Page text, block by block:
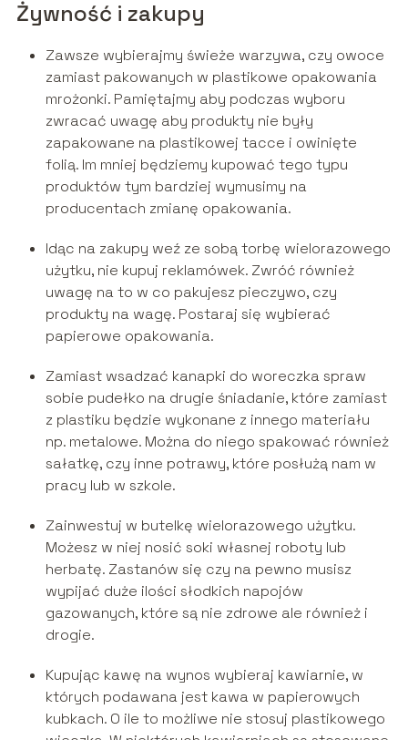
Żywność i zakupy
Zawsze wybierajmy świeże warzywa, czy owoce
zamiast pakowanych w plastikowe opakowania
mrożonki. Pamiętajmy aby podczas wyboru
zwracać uwagę aby produkty nie były
zapakowane na plastikowej tacce i owinięte
folią. Im mniej będziemy kupować tego typu
produktów tym bardziej wymusimy na
producentach zmianę opakowania.
Idąc na zakupy weź ze sobą torbę wielorazowego
użytku, nie kupuj reklamówek. Zwróć również
uwagę na to w co pakujesz pieczywo, czy
produkty na wagę. Postaraj się wybierać
papierowe opakowania.
Zamiast wsadzać kanapki do woreczka spraw
sobie pudełko na drugie śniadanie, które zamiast
z plastiku będzie wykonane z innego materiału
np. metalowe. Można do niego spakować również
sałatkę, czy inne potrawy, które posłużą nam w
pracy lub w szkole.
Zainwestuj w butelkę wielorazowego użytku.
Możesz w niej nosić soki własnej roboty lub
herbatę. Zastanów się czy na pewno musisz
wypijać duże ilości słodkich napojów
gazowanych, które są nie zdrowe ale również i
drogie.
Kupując kawę na wynos wybieraj kawiarnie, w
których podawana jest kawa w papierowych
kubkach. O ile to możliwe nie stosuj plastikowego